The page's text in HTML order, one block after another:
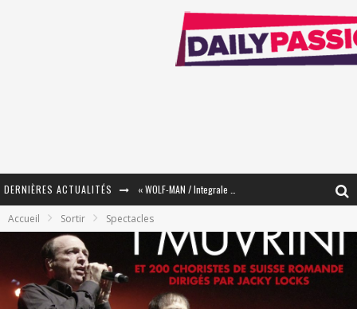
DERNIÈRES ACTUALITÉS
« Le Béton et le Bambou / Propositions pour Mayotte et le Monde. » - Améliorations !
Accueil Sortir Spectacles